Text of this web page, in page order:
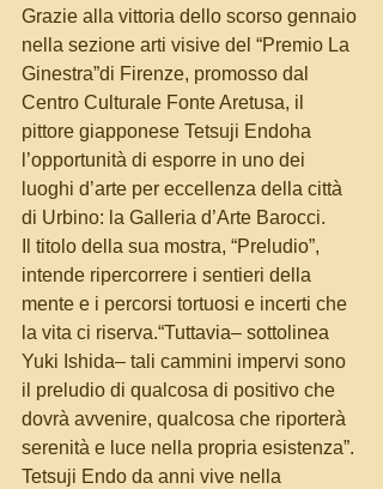
Grazie alla vittoria dello scorso gennaio
nella sezione arti visive del “Premio La
Ginestra”di Firenze, promosso dal
Centro Culturale Fonte Aretusa, il
pittore giapponese Tetsuji Endoha
l’opportunità di esporre in uno dei
luoghi d’arte per eccellenza della città
di Urbino: la Galleria d’Arte Barocci.
Il titolo della sua mostra, “Preludio”,
intende ripercorrere i sentieri della
mente e i percorsi tortuosi e incerti che
la vita ci riserva.“Tuttavia– sottolinea
Yuki Ishida– tali cammini impervi sono
il preludio di qualcosa di positivo che
dovrà avvenire, qualcosa che riporterà
serenità e luce nella propria esistenza”.
Tetsuji Endo da anni vive nella